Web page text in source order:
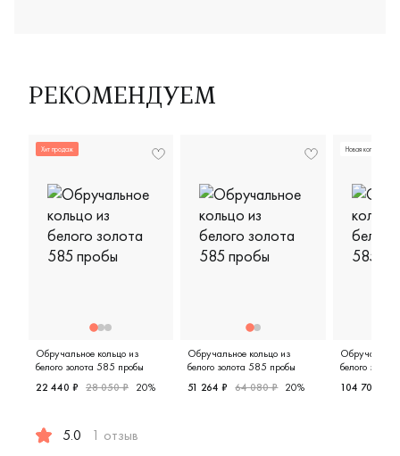
РЕКОМЕНДУЕМ
Хит продаж
Обручальное кольцо из
белого золота 585 пробы
22 440 ₽ 28 050 ₽ 20%
5.0 1 отзыв
Обручальное кольцо из
белого золота 585 пробы
51 264 ₽ 64 080 ₽ 20%
Новая коллекция
белого
104 708 ₽